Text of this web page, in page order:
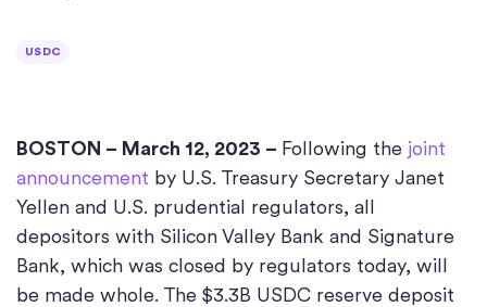
USDC
BOSTON – March 12, 2023 – Following the joint
announcement by U.S. Treasury Secretary Janet
Yellen and U.S. prudential regulators, all
depositors with Silicon Valley Bank and Signature
Bank, which was closed by regulators today, will
be made whole. The $3.3B USDC reserve deposit